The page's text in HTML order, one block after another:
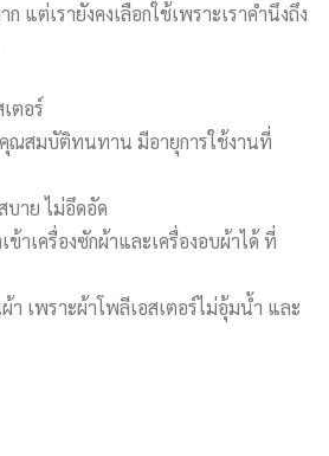
แต่เรายังคงเลือกใช้เพราะเราคำนึงถึง
ตอร์
คุณสมบัติทนทาน มีอายุการใช้งานที่
าย ไม่อึดอัด
าเครื่องซักผ้าและเครื่องอบผ้าได้ ที่
า เพราะผ้าโพลีเอสเตอร์ไม่อุ้มน้ำ และ